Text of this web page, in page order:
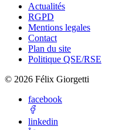
Actualités
RGPD
Mentions legales
Contact
Plan du site
Politique QSE/RSE
© 2026 Félix Giorgetti
facebook
linkedin